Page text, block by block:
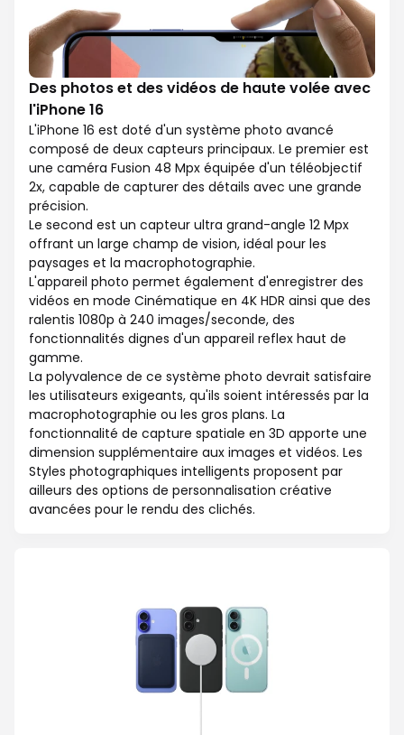
Des photos et des vidéos de haute volée avec
l'iPhone 16
L'iPhone 16 est doté d'un système photo avancé
composé de deux capteurs principaux. Le premier est
une caméra Fusion 48 Mpx équipée d'un téléobjectif
2x, capable de capturer des détails avec une grande
précision.
Le second est un capteur ultra grand-angle 12 Mpx
offrant un large champ de vision, idéal pour les
paysages et la macrophotographie.
L'appareil photo permet également d'enregistrer des
vidéos en mode Cinématique en 4K HDR ainsi que des
ralentis 1080p à 240 images/seconde, des
fonctionnalités dignes d'un appareil reflex haut de
gamme.
La polyvalence de ce système photo devrait satisfaire
les utilisateurs exigeants, qu'ils soient intéressés par la
macrophotographie ou les gros plans. La
fonctionnalité de capture spatiale en 3D apporte une
dimension supplémentaire aux images et vidéos. Les
Styles photographiques intelligents proposent par
ailleurs des options de personnalisation créative
avancées pour le rendu des clichés.